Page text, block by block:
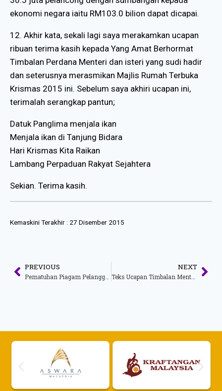
ekonomi negara iaitu RM103.0 bilion dapat dicapai.
12. Akhir kata, sekali lagi saya merakamkan ucapan
ribuan terima kasih kepada Yang Amat Berhormat
Timbalan Perdana Menteri dan isteri yang sudi hadir
dan seterusnya merasmikan Majlis Rumah Terbuka
Krismas 2015 ini. Sebelum saya akhiri ucapan ini,
terimalah serangkap pantun;
Datuk Panglima menjala ikan
Menjala ikan di Tanjung Bidara
Hari Krismas Kita Raikan
Lambang Perpaduan Rakyat Sejahtera
Sekian. Terima kasih.
Kemaskini Terakhir : 27 Disember 2015
PREVIOUS NEXT
Teks Ucapan Timbalan Menteri Pelancongan Dan Kebudayaan Malaysia Sempena Majlis Perasmian Festival Kraf Johor 2015